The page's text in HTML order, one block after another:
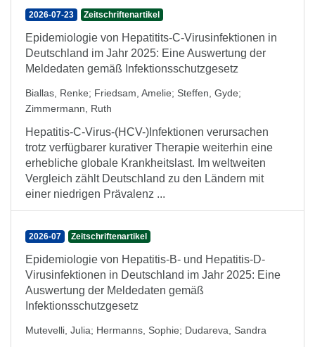
2026-07-23 Zeitschriftenartikel
Epidemiologie von Hepatitits-C-Virusinfektionen in
Deutschland im Jahr 2025: Eine Auswertung der
Meldedaten gemäß Infektionsschutzgesetz
Biallas, Renke; Friedsam, Amelie; Steffen, Gyde;
Zimmermann, Ruth
Hepatitis-C-Virus-(HCV-)Infektionen verursachen
trotz verfügbarer kurativer Therapie weiterhin eine
erhebliche globale Krankheitslast. Im weltweiten
Vergleich zählt Deutschland zu den Ländern mit
einer niedrigen Prävalenz ...
2026-07 Zeitschriftenartikel
Epidemiologie von Hepatitis-B- und Hepatitis-D-
Virusinfektionen in Deutschland im Jahr 2025: Eine
Auswertung der Meldedaten gemäß
Infektionsschutzgesetz
Mutevelli, Julia; Hermanns, Sophie; Dudareva, Sandra